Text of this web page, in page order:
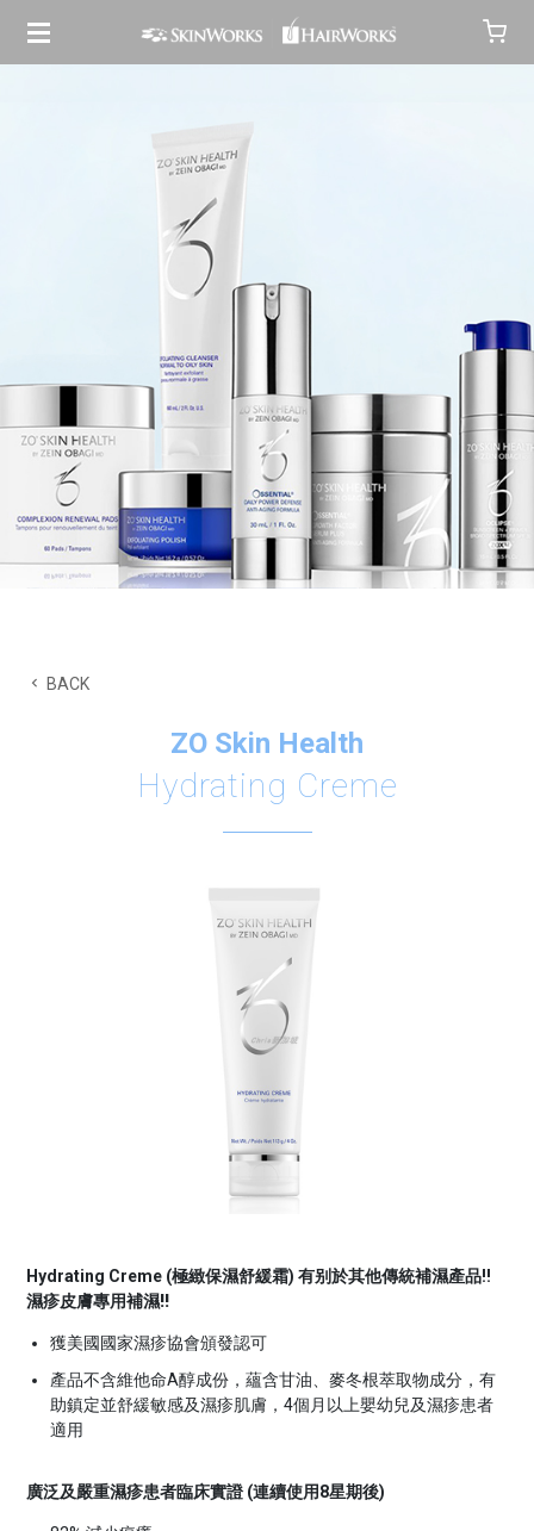
復過程中獲得更全面的保護
BACK
ZO Skin Health
Hydrating Creme
Hydrating Creme (極緻保濕舒緩霜)有别於其他傳統補濕產品!!
濕疹皮膚專用補濕!!
獲美國國家濕疹協會頒發認可
產品不含維他命A醇成份，蘊含甘油、麥冬根萃取物成分，有
助鎮定並舒緩敏感及濕疹肌膚，4個月以上嬰幼兒及濕疹患者
適用
廣泛及嚴重濕疹患者臨床實證 (連續使用8星期後)